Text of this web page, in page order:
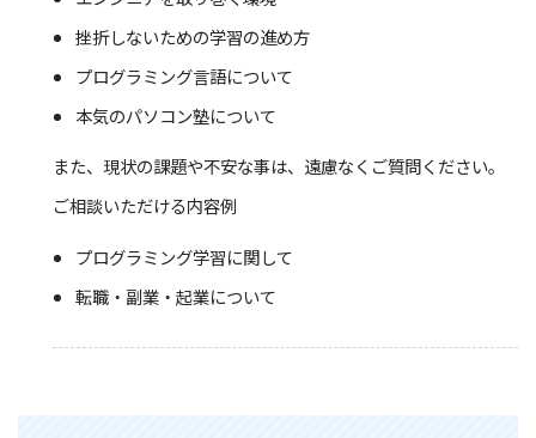
挫折しないための学習の進め方
プログラミング言語について
本気のパソコン塾について
また、現状の課題や不安な事は、遠慮なくご質問ください。
ご相談いただける内容例
プログラミング学習に関して
転職・副業・起業について